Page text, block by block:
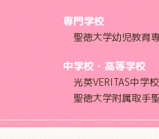
専門学校
聖徳大学幼児教育
中学校・高等学校
光英VERITAS中学
聖徳大学附属取手